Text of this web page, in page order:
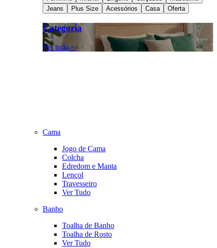
Jeans
Plus Size Acessórios Casa Oferta
Categoria
Ver tudo >
Cama
Jogo de Cama
Colcha
Edredom e Manta
Lençol
Travesseiro
Ver Tudo
Banho
Toalha de Banho
Toalha de Rosto
Ver Tudo